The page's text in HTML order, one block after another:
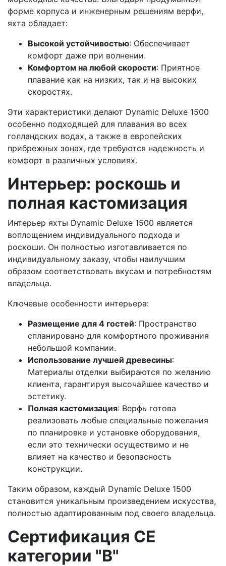
форме корпуса и инженерным решениям верфи,
яхта обладает:
Высокой устойчивостью: Обеспечивает
комфорт даже при волнении.
Комфортом на любой скорости: Приятное
плавание как на низких, так и на высоких
скоростях.
Эти характеристики делают Dynamic Deluxe 1500
особенно подходящей для плавания во всех
голландских водах, а также в европейских
прибрежных зонах, где требуются надежность и
комфорт в различных условиях.
Интерьер: роскошь и
полная кастомизация
Интерьер яхты Dynamic Deluxe 1500 является
воплощением индивидуального подхода и
роскоши. Он полностью изготавливается по
индивидуальному заказу, чтобы наилучшим
образом соответствовать вкусам и потребностям
владельца.
Ключевые особенности интерьера:
Размещение для 4 гостей: Пространство
спланировано для комфортного проживания
небольшой компании.
Использование лучшей древесины:
Материалы отделки выбираются по желанию
клиента, гарантируя высочайшее качество и
эстетику.
Полная кастомизация: Верфь готова
реализовать любые специальные пожелания
по планировке и установке оборудования,
если это технически осуществимо и не
влияет на качество и безопасность
конструкции.
Таким образом, каждый Dynamic Deluxe 1500
становится уникальным произведением искусства,
полностью адаптированным под своего владельца.
Сертификация СЕ
категории "В"